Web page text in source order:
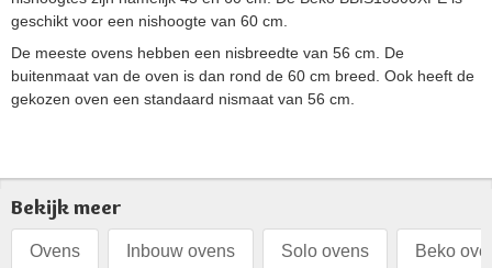
geschikt voor een nishoogte van 60 cm.
De meeste ovens hebben een nisbreedte van 56 cm. De
buitenmaat van de oven is dan rond de 60 cm breed. Ook heeft de
gekozen oven een standaard nismaat van 56 cm.
Bekijk meer
Ovens Inbouw ovens Solo ovens Beko